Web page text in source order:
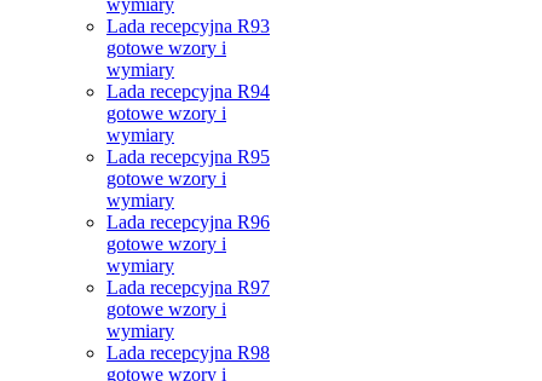
wymiary
Lada recepcyjna R93
gotowe wzory i
wymiary
Lada recepcyjna R94
gotowe wzory i
wymiary
Lada recepcyjna R95
gotowe wzory i
wymiary
Lada recepcyjna R96
gotowe wzory i
wymiary
Lada recepcyjna R97
gotowe wzory i
wymiary
Lada recepcyjna R98
gotowe wzory i